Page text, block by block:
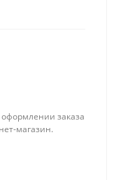
заказа
магазин.